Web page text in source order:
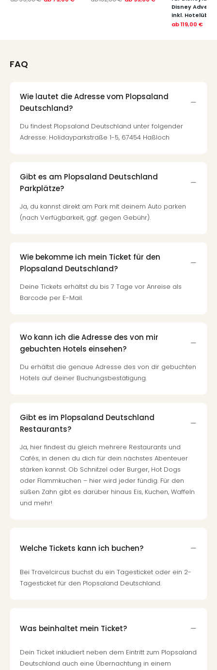
Disney
inkl.
ab119,00 €
FAQ
Wie lautet die Adresse vom Plopsaland
Deutschland?
Du findest Plopsaland Deutschland unter folgender
Adresse: Holidayparkstraße 1-5, 67454 Haßloch
Gibt es am Plopsaland Deutschland
Parkplätze?
Ja, du kannst direkt am Park mit deinem Auto parken
(nach Verfügbarkeit, ggf. gegen Gebühr).
Wie bekomme ich mein Ticket für den
Plopsaland Deutschland?
Deine Tickets erhältst du bis 7 Tage vor Anreise als
Barcode per E-Mail.
Wo kann ich die Adresse des von mir
gebuchten Hotels einsehen?
Du erhältst die genaue Adresse des von dir gebuchten
Hotels auf deiner Buchungsbestätigung.
Gibt es im Plopsaland Deutschland
Restaurants?
Ja, hier findest du gleich mehrere Restaurants und
Cafés, in denen du dich für dein nächstes Abenteuer
stärken kannst. Ob Schnitzel oder Burger, Hot Dogs
oder Flammkuchen – hier wird jeder fündig. Für den
süßen Zahn gibt es darüber hinaus Eis, Kuchen, Waffeln
und mehr!
Welche Tickets kann ich buchen?
Bei Travelcircus buchst du ein Tagesticket oder ein 2-
Tagesticket für den Plopsaland Deutschland.
Was beinhaltet mein Ticket?
Dein Ticket inkludiert neben dem Eintritt zum Plopsaland
Deutschland auch eine Übernachtung in einem